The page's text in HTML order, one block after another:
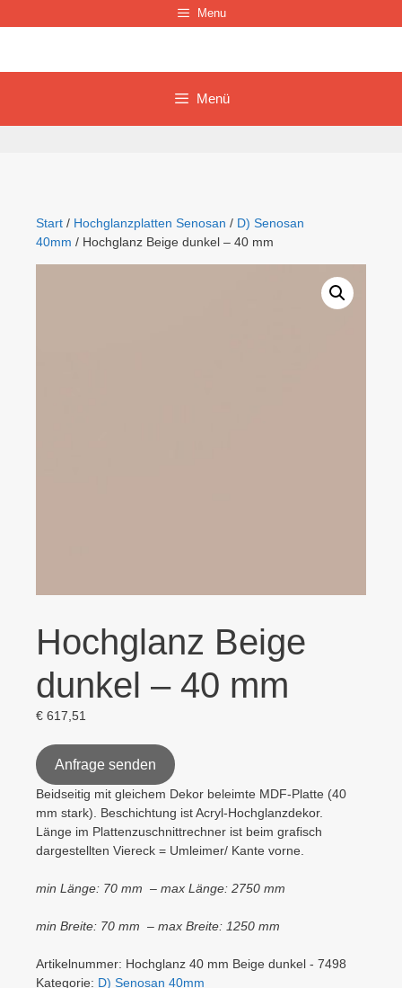
Inhalt
Menu
Menü
Start / Hochglanzplatten Senosan / D) Senosan
40mm / Hochglanz Beige dunkel – 40 mm
Hochglanz Beige
dunkel – 40 mm
€ 617,51
Anfrage senden
Beidseitig mit gleichem Dekor beleimte MDF-Platte (40
mm stark). Beschichtung ist Acryl-Hochglanzdekor.
Länge im Plattenzuschnittrechner ist beim grafisch
dargestellten Viereck = Umleimer/ Kante vorne.
min Länge: 70 mm – max Länge: 2750 mm
min Breite: 70 mm – max Breite: 1250 mm
Artikelnummer: Hochglanz 40 mm Beige dunkel - 7498
Kategorie: D) Senosan 40mm